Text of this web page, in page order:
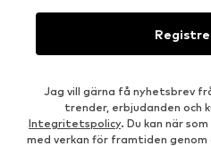
Jag vill gärna få nyhetsbrev
trender, erbjudanden och
Integritetspolicy. Du kan när
med verkan för framtiden